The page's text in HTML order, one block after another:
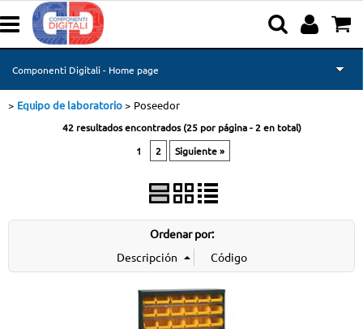
Categoría:
Componenti Digitali - Home page Equipo de laboratorio > Poseedor
Marca Comp.
Calidad
Componenti Digitali - Home page
Repuestos para smartphones
Blog
Equipo de laboratorio Poseedor
42 resultados encontrados (25por página -2en total)
1
2 Siguiente »
Ordenar por: